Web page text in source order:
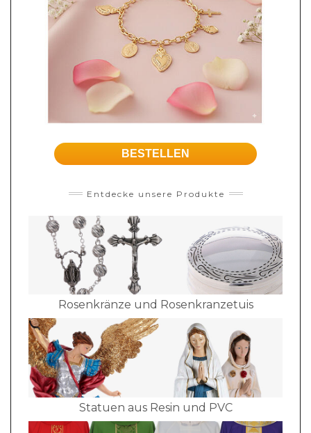
BESTELLEN
Entdecke unsere Produkte
Rosenkränze und Rosenkranzetuis
Statuen aus Resin und PVC